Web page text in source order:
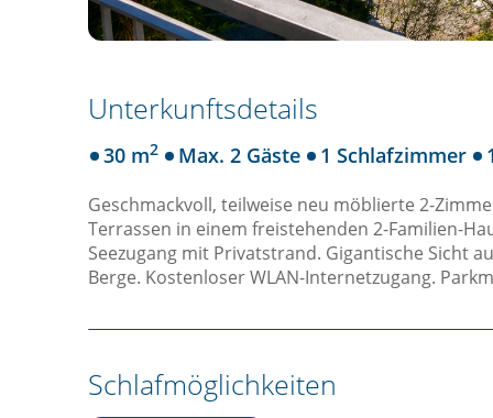
Unterkunftsdetails
30 m2 Max. 2 Gäste 1 Schlafzimmer
Geschmackvoll, teilweise neu möblierte 2-
Terrassen in einem freistehenden 2-Familien-
Seezugang mit Privatstrand. Gigantische Sicht
Berge. Kostenloser WLAN-Internetzugang.
Schlafmöglichkeiten